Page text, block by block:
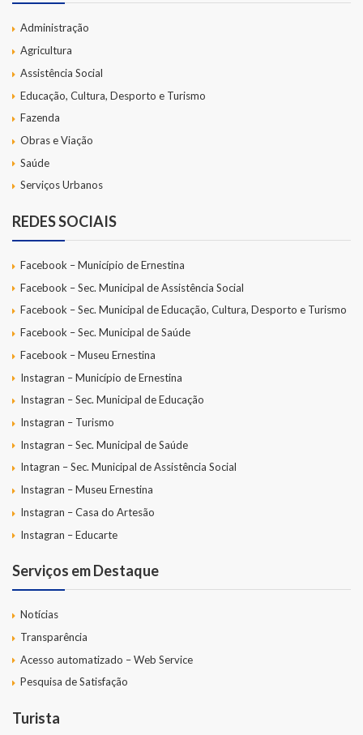
Administração
Agricultura
Assistência Social
Educação, Cultura, Desporto e Turismo
Fazenda
Obras e Viação
Saúde
Serviços Urbanos
REDES SOCIAIS
Facebook – Município de Ernestina
Facebook – Sec. Municipal de Assistência Social
Facebook – Sec. Municipal de Educação, Cultura, Desporto e Turismo
Facebook – Sec. Municipal de Saúde
Facebook – Museu Ernestina
Instagran – Município de Ernestina
Instagran – Sec. Municipal de Educação
Instagran – Turismo
Instagran – Sec. Municipal de Saúde
Intagran – Sec. Municipal de Assistência Social
Instagran – Museu Ernestina
Instagran – Casa do Artesão
Instagran – Educarte
Serviços em Destaque
Notícias
Transparência
Acesso automatizado – Web Service
Pesquisa de Satisfação
Turista